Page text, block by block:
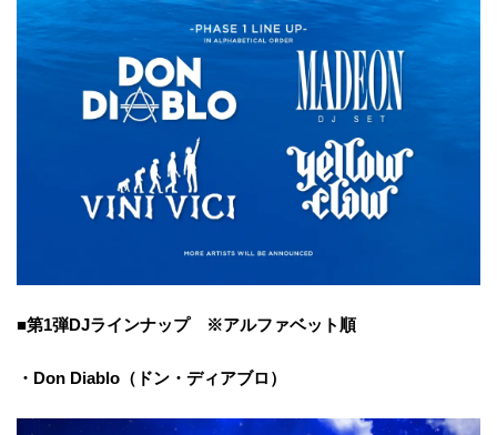
■第1弾DJラインナップ ※アルファベット順
・Don Diablo（ドン・ディアブロ）